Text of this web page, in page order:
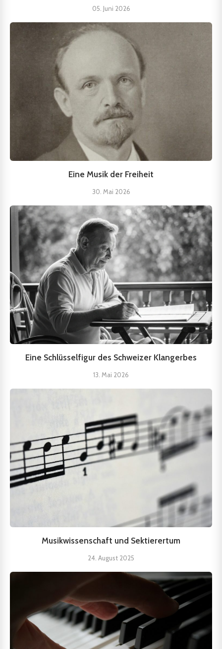
05. Juni 2026
Eine Musik der Freiheit
30. Mai 2026
Eine Schlüsselfigur des Schweizer Klangerbes
13. Mai 2026
Musikwissenschaft und Sektierertum
24. August 2025